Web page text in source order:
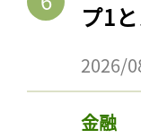
プ1
2026/
金融